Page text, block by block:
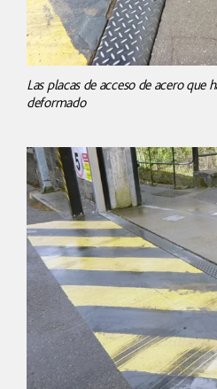
Las placas de acceso de acero que
deformado